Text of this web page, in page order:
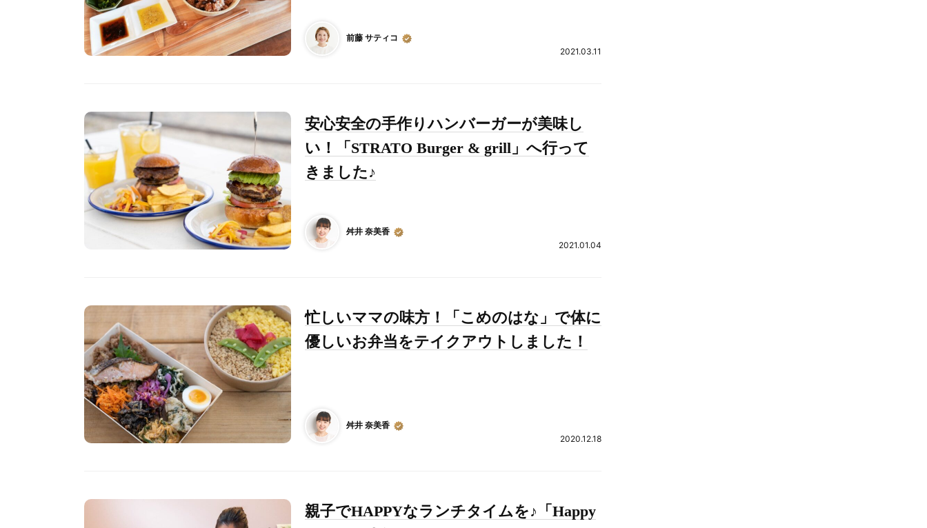
前藤 サティコ
2021.03.11
安心安全の手作りハンバーガーが美味し
い！「STRATO Burger & grill」へ行って
きました♪
舛井 奈美香
2021.01.04
忙しいママの味方！「こめのはな」で体に
優しいお弁当をテイクアウトしました！
舛井 奈美香
2020.12.18
親子でHAPPYなランチタイムを♪「Happy